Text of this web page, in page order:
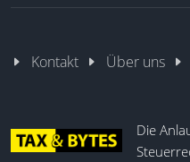
Kontakt Über uns
Die